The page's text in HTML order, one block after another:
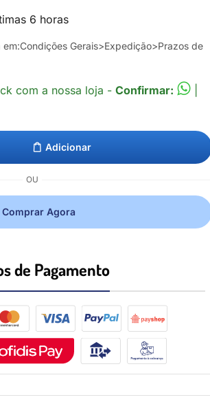
6 horas
Gerais>Expedição>Prazos de
com a nossa loja - Confirmar:
|
Adicionar
OU
Comprar Agora
de Pagamento​